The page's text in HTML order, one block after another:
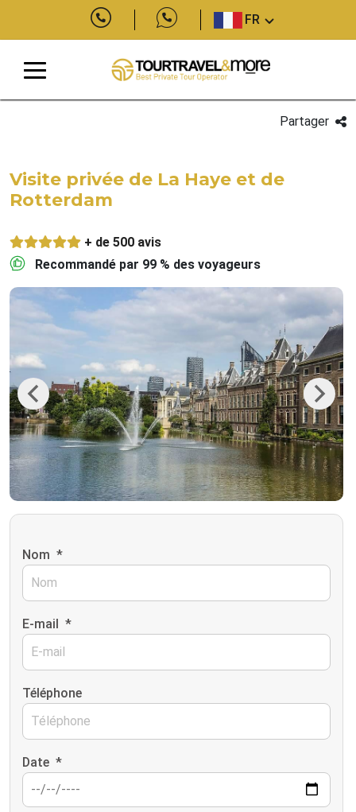
FR
Partager
Visite privée de La Haye et de
Rotterdam
+ de 500 avis
Recommandé par 99 % des voyageurs
Previous Next
Nom *
E-mail *
Téléphone
Date *